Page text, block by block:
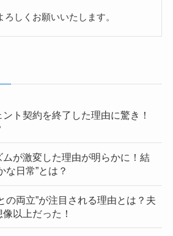
しくお願いいたします。
ト契約を終了した理由に驚き！
が激変した理由が明らかに！結
な日常”とは？
の両立”が注目される理由とは？夫
以上だった！